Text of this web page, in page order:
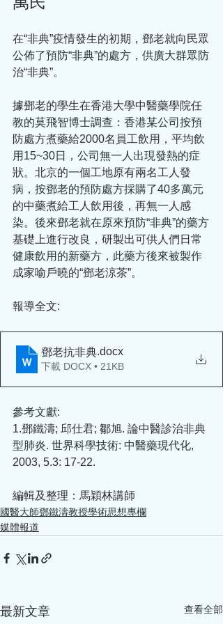
在“非典”疫情發生的初期，鄧老就向民眾
公佈了預防“非典”的處方，供廣大群眾防
治“非典”。
據鄧老的學生在香港大學中醫藥學院任
教的莫飛智博士調查：香港某公司按預
防處方煮藥給2000名員工飲用，平均飲
用15~30日，公司無一人出現發熱的症
狀。北京的一個工地原有兩名工人發
病，按鄧老的預防處方採購了40多萬元
的中藥煮給工人飲用後，再無一人感
染。後來鄧老就在原來預防“非典”的藥方
基礎上進行改良，研製出可供人們日常
健康飲用的新藥方，此藥方後來被製作
成家喻戶曉的“鄧老涼茶”。
報導全文:
鄧老抗非典.docx
下載 DOCX • 21KB
參考文獻:
1.鄧鐵濤; 邱仕君; 鄒旭. 論中醫診治非典
型肺炎. 世界科學技術: 中醫藥現代化,
2003, 5.3: 17-22.
編輯及整理：馬穎林講師
國醫大師鄧鐵濤教授學術思想專欄
媒體報道
最新文章 查看全部